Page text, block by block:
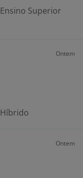
Ensino Superior
Ontem
Híbrido
Ontem